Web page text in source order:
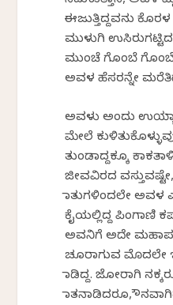
ಈಜುತ್ತಿದ್ದವನು
ಮುಳುಗಿ
ಮುಂಚೆ ಗೊಂಬೆ
ಅವಳ ಹೆಸರನ್ನೇ
ಅವಳು ಅಂದು
ಮೇಲೆ
ತುಂಡಾದ್ದಕ್ಕೂ
ಜೀವವಿರದ
ಮಾತುಗಳಿಂದಲೇ ಅವಳ
ಕೈಯಲ್ಲಿದ್ದ ಪಿಂಗಾಣಿ
ಅವನಿಗೆ ಅದೇ
ಚೂರಾಗುವ ಮೊದಲೇ
ಮಾಡಿದ್ದ. ಜೋರಾಗಿ
ಮಾತನಾಡಿದರೂ,